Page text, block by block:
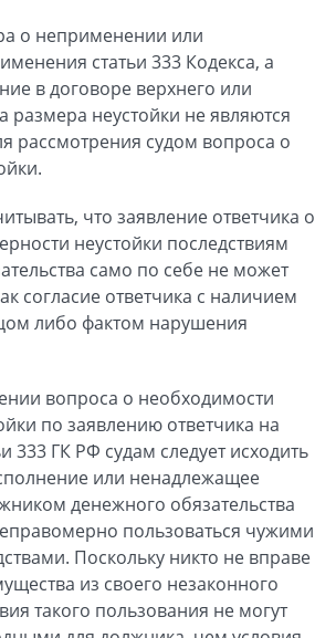
о неприменении или
статьи 333 Кодекса, а
в договоре верхнего или
размера неустойки не являются
рассмотрения судом вопроса о
что заявление ответчика о
неустойки последствиям
само по себе не может
согласие ответчика с наличием
либо фактом нарушения
вопроса о необходимости
по заявлению ответчика на
333 ГК РФ судам следует исходить
или ненадлежащее
денежного обязательства
пользоваться чужими
Поскольку никто не вправе
из своего незаконного
такого пользования не могут